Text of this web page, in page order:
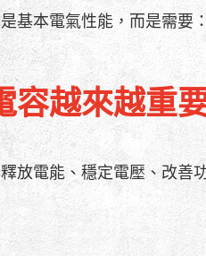
基本電氣性能，而是需要
容越來越重
放電能、穩定電壓、改善